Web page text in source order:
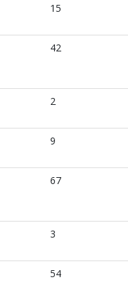
15
42
2
9
67
3
54